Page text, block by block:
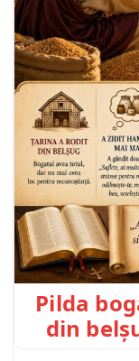
Pilda
din